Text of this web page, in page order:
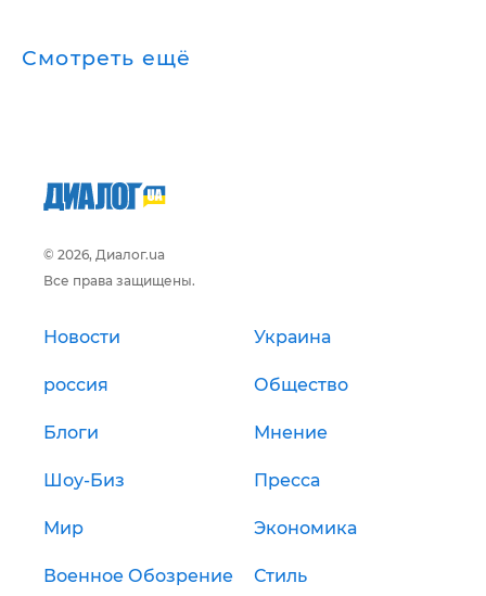
Смотреть ещё
© 2026, Диалог.ua
Все права защищены.
Новости Украина
россия Общество
Блоги Мнение
Шоу-Биз Пресса
Мир Экономика
Военное Обозрение Стиль